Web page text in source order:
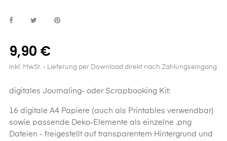
9,90 €
inkl. MwSt. - Lieferung per Download direkt nach Zahlungseingang
digitales Journaling- oder Scrapbooking Kit:
16 digitale A4 Papiere (auch als Printables verwendbar)
sowie passende Deko-Elemente als einzelne .png
Dateien - freigestellt auf transparentem Hintergrund und